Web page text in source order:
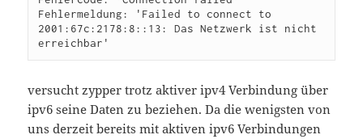
Fehlermeldung: 'Failed to connect to
2001:67c:2178:8::13: Das Netzwerk ist nicht
erreichbar'
versucht zypper trotz aktiver ipv4 Verbindung über
ipv6 seine Daten zu beziehen. Da die wenigsten von
uns derzeit bereits mit aktiven ipv6 Verbindungen